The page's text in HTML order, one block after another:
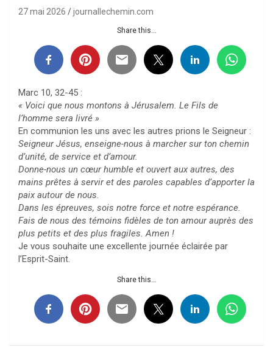
27 mai 2026 journallechemin.com
Share this...
Marc 10, 32-45 :
« Voici que nous montons à Jérusalem. Le Fils de
l’homme sera livré »
En communion les uns avec les autres prions le Seigneur :
Seigneur Jésus, enseigne-nous à marcher sur ton chemin
d’unité, de service et d’amour.
Donne-nous un cœur humble et ouvert aux autres, des
mains prêtes à servir et des paroles capables d’apporter la
paix autour de nous.
Dans les épreuves, sois notre force et notre espérance.
Fais de nous des témoins fidèles de ton amour auprès des
plus petits et des plus fragiles. Amen !
Je vous souhaite une excellente journée éclairée par
l’Esprit-Saint.
Share this...